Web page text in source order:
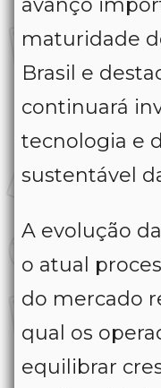
avanço
maturidade
Brasil e
continuará
tecnologia e
sustentável
A evolução
o atual
do mercado
qual os
equilibrar